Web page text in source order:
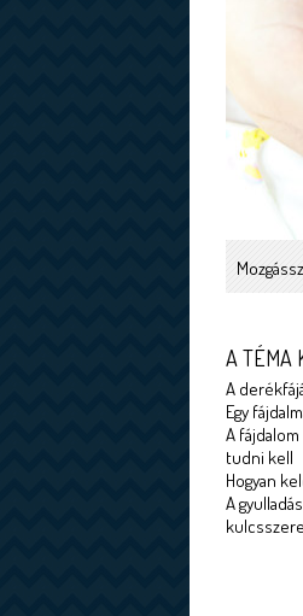
A TÉMA
A
Egy
A
tudni kell
Hogyan
A